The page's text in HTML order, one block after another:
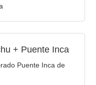
+ Puente Inca
Puente Inca de